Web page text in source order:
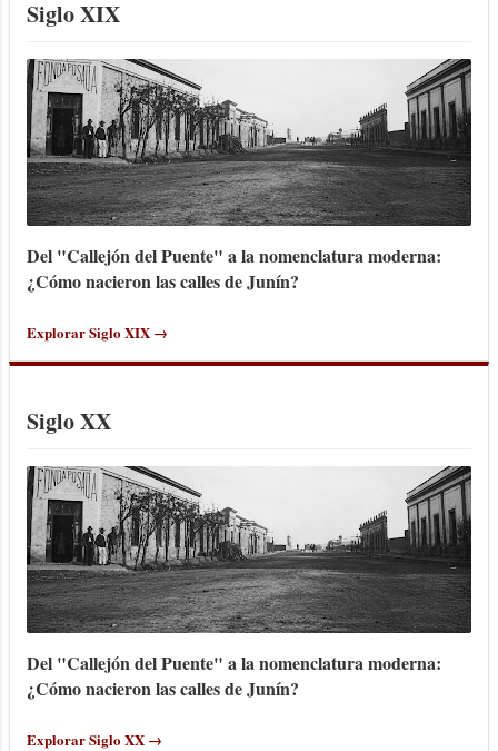
Siglo XIX
Del "Callejón del Puente" a la nomenclatura moderna:
¿Cómo nacieron las calles de Junín?
Explorar Siglo XIX →
Siglo XX
Del "Callejón del Puente" a la nomenclatura moderna:
¿Cómo nacieron las calles de Junín?
Explorar Siglo XX →